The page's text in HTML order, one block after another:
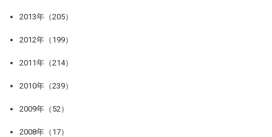
2013年（205）
2012年（199）
2011年（214）
2010年（239）
2009年（52）
2008年（17）